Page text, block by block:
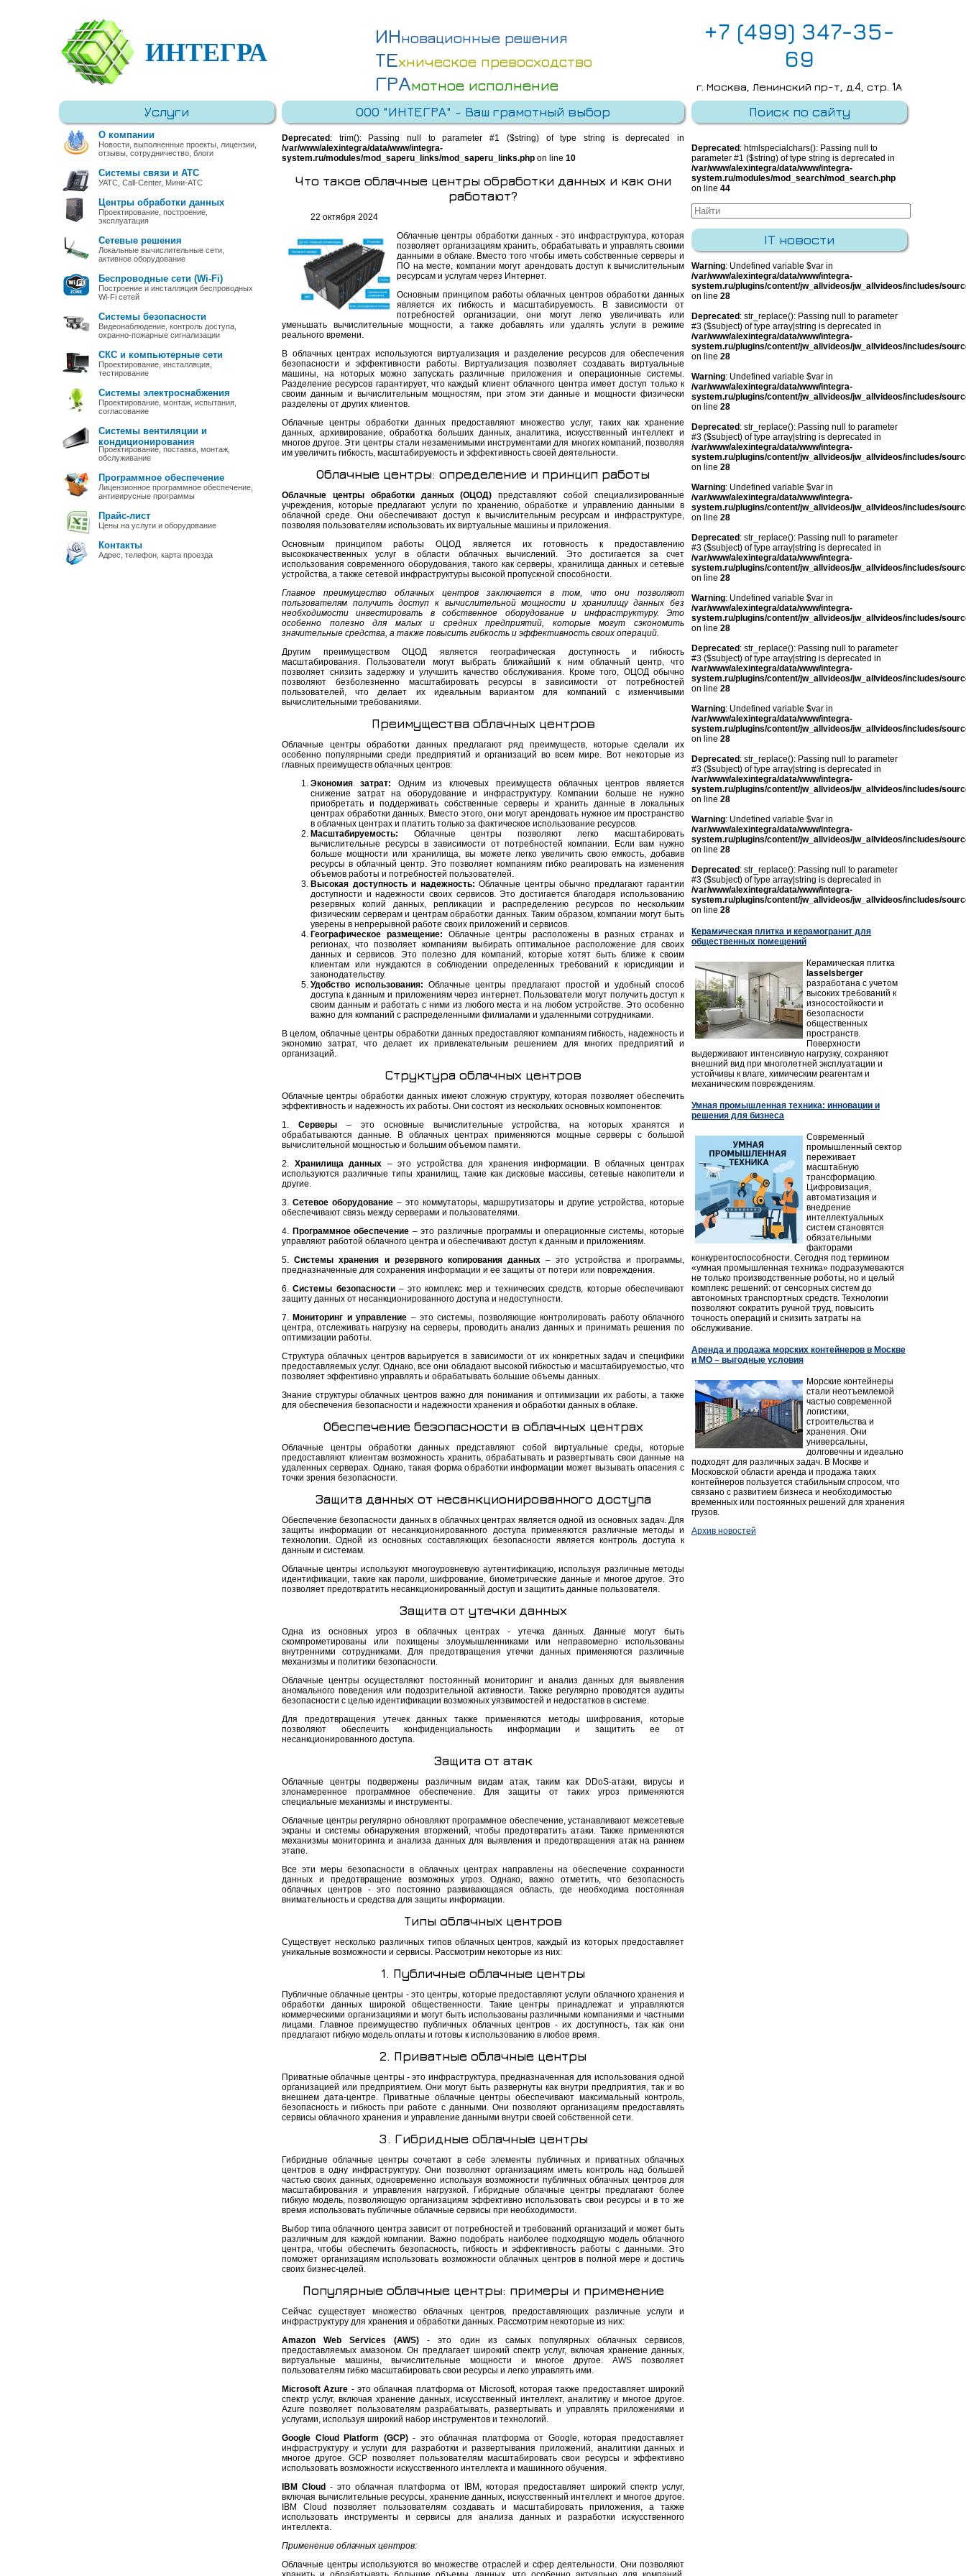
ИНТЕГРА
ИНновационные решения
ТЕхническое превосходство
ГРАмотное исполнение
+7 (499) 347-35-
69
г. Москва, Ленинский пр-т, д.4, стр. 1А
E-mail:info@integra-system.ru
Услуги
О компании
Новости, выполненные проекты, лицензии,
отзывы, сотрудничество, блоги
Системы связи и АТС
УАТС, Call-Center, Мини-АТС
Центры обработки данных
Проектирование, построение,
эксплуатация
Сетевые решения
Локальные вычислительные сети,
активное оборудование
Беспроводные сети (Wi-Fi)
Построение и инсталляция беспроводных
Wi-Fi сетей
Системы безопасности
Видеонаблюдение, контроль доступа,
охранно-пожарные сигнализации
СКС и компьютерные сети
Проектирование, инсталляция,
тестирование
Системы электроснабжения
Проектирование, монтаж, испытания,
согласование
Системы вентиляции и
кондиционирования
Проектирование, поставка, монтаж,
обслуживание
Программное обеспечение
Лицензионное программное обеспечение,
антивирусные программы
Прайс-лист
Цены на услуги и оборудование
Контакты
Адрес, телефон, карта проезда
ООО "ИНТЕГРА" - Ваш грамотный выбор
Deprecated : trim(): Passing null to parameter #1 ($string) of type string is deprecated in
/var/www/alexintegra/data/www/integra-
system.ru/modules/mod_saperu_links/mod_saperu_links.php on line 10
Что такое облачные центры обработки данных и как они
работают?
22 октября 2024
Облачные центры обработки данных - это инфраструктура, которая
позволяет организациям хранить, обрабатывать и управлять своими
данными в облаке. Вместо того чтобы иметь собственные серверы и
ПО на месте, компании могут арендовать доступ к вычислительным
ресурсам и услугам через Интернет.
Основным принципом работы облачных центров обработки данных
является их гибкость и масштабируемость. В зависимости от
потребностей организации, они могут легко увеличивать или
уменьшать вычислительные мощности, а также добавлять или удалять услуги в режиме
реального времени.
В облачных центрах используются виртуализация и разделение ресурсов для обеспечения
безопасности и эффективности работы. Виртуализация позволяет создавать виртуальные
машины, на которых можно запускать различные приложения и операционные системы.
Разделение ресурсов гарантирует, что каждый клиент облачного центра имеет доступ только к
своим данным и вычислительным мощностям, при этом эти данные и мощности физически
разделены от других клиентов.
Облачные центры обработки данных предоставляют множество услуг, таких как хранение
данных, архивирование, обработка больших данных, аналитика, искусственный интеллект и
многое другое. Эти центры стали незаменимыми инструментами для многих компаний, позволяя
им увеличить гибкость, масштабируемость и эффективность своей деятельности.
Облачные центры: определение и принцип работы
Облачные центры обработки данных (ОЦОД) представляют собой специализированные
учреждения, которые предлагают услуги по хранению, обработке и управлению данными в
облачной среде. Они обеспечивают доступ к вычислительным ресурсам и инфраструктуре,
позволяя пользователям использовать их виртуальные машины и приложения.
Основным принципом работы ОЦОД является их готовность к предоставлению
высококачественных услуг в области облачных вычислений. Это достигается за счет
использования современного оборудования, такого как серверы, хранилища данных и сетевые
устройства, а также сетевой инфраструктуры высокой пропускной способности.
Главное преимущество облачных центров заключается в том, что они позволяют
пользователям получить доступ к вычислительной мощности и хранилищу данных без
необходимости инвестировать в собственное оборудование и инфраструктуру. Это
особенно полезно для малых и средних предприятий, которые могут сэкономить
значительные средства, а также повысить гибкость и эффективность своих операций.
Другим преимуществом ОЦОД является географическая доступность и гибкость
масштабирования. Пользователи могут выбрать ближайший к ним облачный центр, что
позволяет снизить задержку и улучшить качество обслуживания. Кроме того, ОЦОД обычно
позволяют безболезненно масштабировать ресурсы в зависимости от потребностей
пользователей, что делает их идеальным вариантом для компаний с изменчивыми
вычислительными требованиями.
Преимущества облачных центров
Облачные центры обработки данных предлагают ряд преимуществ, которые сделали их
особенно популярными среди предприятий и организаций во всем мире. Вот некоторые из
главных преимуществ облачных центров:
Экономия затрат: Одним из ключевых преимуществ облачных центров является
снижение затрат на оборудование и инфраструктуру. Компании больше не нужно
приобретать и поддерживать собственные серверы и хранить данные в локальных
центрах обработки данных. Вместо этого, они могут арендовать нужное им пространство
в облачных центрах и платить только за фактическое использование ресурсов.
Масштабируемость: Облачные центры позволяют легко масштабировать
вычислительные ресурсы в зависимости от потребностей компании. Если вам нужно
больше мощности или хранилища, вы можете легко увеличить свою емкость, добавив
ресурсы в облачный центр. Это позволяет компаниям гибко реагировать на изменения
объемов работы и потребностей пользователей.
Высокая доступность и надежность: Облачные центры обычно предлагают гарантии
доступности и надежности своих сервисов. Это достигается благодаря использованию
резервных копий данных, репликации и распределению ресурсов по нескольким
физическим серверам и центрам обработки данных. Таким образом, компании могут быть
уверены в непрерывной работе своих приложений и сервисов.
Географическое размещение: Облачные центры расположены в разных странах и
регионах, что позволяет компаниям выбирать оптимальное расположение для своих
данных и сервисов. Это полезно для компаний, которые хотят быть ближе к своим
клиентам или нуждаются в соблюдении определенных требований к юрисдикции и
законодательству.
Удобство использования: Облачные центры предлагают простой и удобный способ
доступа к данным и приложениям через интернет. Пользователи могут получить доступ к
своим данным и работать с ними из любого места и на любом устройстве. Это особенно
важно для компаний с распределенными филиалами и удаленными сотрудниками.
В целом, облачные центры обработки данных предоставляют компаниям гибкость, надежность и
экономию затрат, что делает их привлекательным решением для многих предприятий и
организаций.
Структура облачных центров
Облачные центры обработки данных имеют сложную структуру, которая позволяет обеспечить
эффективность и надежность их работы. Они состоят из нескольких основных компонентов:
1. Серверы– это основные вычислительные устройства, на которых хранятся и
обрабатываются данные. В облачных центрах применяются мощные серверы с большой
вычислительной мощностью и большим объемом памяти.
2. Хранилища данных – это устройства для хранения информации. В облачных центрах
используются различные типы хранилищ, такие как дисковые массивы, сетевые накопители и
другие.
3. Сетевое оборудование – это коммутаторы, маршрутизаторы и другие устройства, которые
обеспечивают связь между серверами и пользователями.
4. Программное обеспечение – это различные программы и операционные системы, которые
управляют работой облачного центра и обеспечивают доступ к данным и приложениям.
5.Системы хранения и резервного копирования данных – это устройства и программы,
предназначенные для сохранения информации и ее защиты от потери или повреждения.
6.Системы безопасности– это комплекс мер и технических средств, которые обеспечивают
защиту данных от несанкционированного доступа и недоступности.
7. Мониторинг и управление – это системы, позволяющие контролировать работу облачного
центра, отслеживать нагрузку на серверы, проводить анализ данных и принимать решения по
оптимизации работы.
Структура облачных центров варьируется в зависимости от их конкретных задач и специфики
предоставляемых услуг. Однако, все они обладают высокой гибкостью и масштабируемостью, что
позволяет эффективно управлять и обрабатывать большие объемы данных.
Знание структуры облачных центров важно для понимания и оптимизации их работы, а также
для обеспечения безопасности и надежности хранения и обработки данных в облаке.
Обеспечение безопасности в облачных центрах
Облачные центры обработки данных представляют собой виртуальные среды, которые
предоставляют клиентам возможность хранить, обрабатывать и развертывать свои данные на
удаленных серверах. Однако, такая форма обработки информации может вызывать опасения с
точки зрения безопасности.
Защита данных от несанкционированного доступа
Обеспечение безопасности данных в облачных центрах является одной из основных задач. Для
защиты информации от несанкционированного доступа применяются различные методы и
технологии. Одной из основных составляющих безопасности является контроль доступа к
данным и системам.
Облачные центры используют многоуровневую аутентификацию, используя различные методы
идентификации, такие как пароли, шифрование, биометрические данные и многое другое. Это
позволяет предотвратить несанкционированный доступ и защитить данные пользователя.
Защита от утечки данных
Одна из основных угроз в облачных центрах - утечка данных. Данные могут быть
скомпрометированы или похищены злоумышленниками или неправомерно использованы
внутренними сотрудниками. Для предотвращения утечки данных применяются различные
механизмы и политики безопасности.
Облачные центры осуществляют постоянный мониторинг и анализ данных для выявления
аномального поведения или подозрительной активности. Также регулярно проводятся аудиты
безопасности с целью идентификации возможных уязвимостей и недостатков в системе.
Для предотвращения утечек данных также применяются методы шифрования, которые
позволяют обеспечить конфиденциальность информации и защитить ее от
несанкционированного доступа.
Защита от атак
Облачные центры подвержены различным видам атак, таким как DDoS-атаки, вирусы и
злонамеренное программное обеспечение. Для защиты от таких угроз применяются
специальные механизмы и инструменты.
Облачные центры регулярно обновляют программное обеспечение, устанавливают межсетевые
экраны и системы обнаружения вторжений, чтобы предотвратить атаки. Также применяются
механизмы мониторинга и анализа данных для выявления и предотвращения атак на раннем
этапе.
Все эти меры безопасности в облачных центрах направлены на обеспечение сохранности
данных и предотвращение возможных угроз. Однако, важно отметить, что безопасность
облачных центров - это постоянно развивающаяся область, где необходима постоянная
внимательность и средства для защиты информации.
Типы облачных центров
Существует несколько различных типов облачных центров, каждый из которых предоставляет
уникальные возможности и сервисы. Рассмотрим некоторые из них:
1. Публичные облачные центры
Публичные облачные центры - это центры, которые предоставляют услуги облачного хранения и
обработки данных широкой общественности. Такие центры принадлежат и управляются
коммерческими организациями и могут быть использованы различными компаниями и частными
лицами. Главное преимущество публичных облачных центров - их доступность, так как они
предлагают гибкую модель оплаты и готовы к использованию в любое время.
2. Приватные облачные центры
Приватные облачные центры - это инфраструктура, предназначенная для использования одной
организацией или предприятием. Они могут быть развернуты как внутри предприятия, так и во
внешнем дата-центре. Приватные облачные центры обеспечивают максимальный контроль,
безопасность и гибкость при работе с данными. Они позволяют организациям предоставлять
сервисы облачного хранения и управление данными внутри своей собственной сети.
3. Гибридные облачные центры
Гибридные облачные центры сочетают в себе элементы публичных и приватных облачных
центров в одну инфраструктуру. Они позволяют организациям иметь контроль над большей
частью своих данных, одновременно используя возможности публичных облачных центров для
масштабирования и управления нагрузкой. Гибридные облачные центры предлагают более
гибкую модель, позволяющую организациям эффективно использовать свои ресурсы и в то же
время использовать публичные облачные сервисы при необходимости.
Выбор типа облачного центра зависит от потребностей и требований организаций и может быть
различным для каждой компании. Важно подобрать наиболее подходящую модель облачного
центра, чтобы обеспечить безопасность, гибкость и эффективность работы с данными. Это
поможет организациям использовать возможности облачных центров в полной мере и достичь
своих бизнес-целей.
Популярные облачные центры: примеры и применение
Сейчас существует множество облачных центров, предоставляющих различные услуги и
инфраструктуру для хранения и обработки данных. Рассмотрим некоторые из них:
Amazon Web Services (AWS) - это один из самых популярных облачных сервисов,
предоставляемых амазоном. Он предлагает широкий спектр услуг, включая хранение данных,
виртуальные машины, вычислительные мощности и многое другое. AWS позволяет
пользователям гибко масштабировать свои ресурсы и легко управлять ими.
Microsoft Azure - это облачная платформа от Microsoft, которая также предоставляет широкий
спектр услуг, включая хранение данных, искусственный интеллект, аналитику и многое другое.
Azure позволяет пользователям разрабатывать, развертывать и управлять приложениями и
услугами, используя широкий набор инструментов и технологий.
Google Cloud Platform (GCP)- это облачная платформа от Google, которая предоставляет
инфраструктуру и услуги для разработки и развертывания приложений, аналитики данных и
многое другое. GCP позволяет пользователям масштабировать свои ресурсы и эффективно
использовать возможности искусственного интеллекта и машинного обучения.
IBM Cloud - это облачная платформа от IBM, которая предоставляет широкий спектр услуг,
включая вычислительные ресурсы, хранение данных, искусственный интеллект и многое другое.
IBM Cloud позволяет пользователям создавать и масштабировать приложения, а также
использовать инструменты и сервисы для анализа данных и разработки искусственного
интеллекта.
Применение облачных центров:
Облачные центры используются во множестве отраслей и сфер деятельности. Они позволяют
Поиск по сайту
Deprecated : htmlspecialchars(): Passing null to
parameter #1 ($string) of type string is deprecated in
/var/www/alexintegra/data/www/integra-
system.ru/modules/mod_search/mod_search.php
on line 44
IT новости
Warning: Undefined variable $var in
/var/www/alexintegra/data/www/integra-
system.ru/plugins/content/jw_allvideos/jw_allvideos/includes/
on line 28
Deprecated : str_replace(): Passing null to parameter
#3 ($subject) of type array|string is deprecated in
/var/www/alexintegra/data/www/integra-
system.ru/plugins/content/jw_allvideos/jw_allvideos/includes/
on line 28
Warning: Undefined variable $var in
/var/www/alexintegra/data/www/integra-
system.ru/plugins/content/jw_allvideos/jw_allvideos/includes/
on line 28
Deprecated : str_replace(): Passing null to parameter
#3 ($subject) of type array|string is deprecated in
/var/www/alexintegra/data/www/integra-
system.ru/plugins/content/jw_allvideos/jw_allvideos/includes/
on line 28
Warning: Undefined variable $var in
/var/www/alexintegra/data/www/integra-
system.ru/plugins/content/jw_allvideos/jw_allvideos/includes/
on line 28
Deprecated : str_replace(): Passing null to parameter
#3 ($subject) of type array|string is deprecated in
/var/www/alexintegra/data/www/integra-
system.ru/plugins/content/jw_allvideos/jw_allvideos/includes/
on line 28
Warning: Undefined variable $var in
/var/www/alexintegra/data/www/integra-
system.ru/plugins/content/jw_allvideos/jw_allvideos/includes/
on line 28
Deprecated : str_replace(): Passing null to parameter
#3 ($subject) of type array|string is deprecated in
/var/www/alexintegra/data/www/integra-
system.ru/plugins/content/jw_allvideos/jw_allvideos/includes/
on line 28
Warning: Undefined variable $var in
/var/www/alexintegra/data/www/integra-
system.ru/plugins/content/jw_allvideos/jw_allvideos/includes/
on line 28
Deprecated : str_replace(): Passing null to parameter
#3 ($subject) of type array|string is deprecated in
/var/www/alexintegra/data/www/integra-
system.ru/plugins/content/jw_allvideos/jw_allvideos/includes/
on line 28
Warning: Undefined variable $var in
/var/www/alexintegra/data/www/integra-
system.ru/plugins/content/jw_allvideos/jw_allvideos/includes/
on line 28
Deprecated : str_replace(): Passing null to parameter
#3 ($subject) of type array|string is deprecated in
/var/www/alexintegra/data/www/integra-
system.ru/plugins/content/jw_allvideos/jw_allvideos/includes/
on line 28
Керамическая плитка и керамогранит для
общественных помещений
Керамическая плитка
lasselsberger
разработана с учетом
высоких требований к
износостойкости и
безопасности
общественных
пространств.
Поверхности
выдерживают интенсивную нагрузку, сохраняют
внешний вид при многолетней эксплуатации и
устойчивы к влаге, химическим реагентам и
механическим повреждениям.
Умная промышленная техника: инновации и
решения для бизнеса
Современный
промышленный сектор
переживает
масштабную
трансформацию.
Цифровизация,
автоматизация и
внедрение
интеллектуальных
систем становятся
обязательными
факторами
конкурентоспособности. Сегодня под термином
«умная промышленная техника» подразумеваются
не только производственные роботы, но и целый
комплекс решений: от сенсорных систем до
автономных транспортных средств. Технологии
позволяют сократить ручной труд, повысить
точность операций и снизить затраты на
обслуживание.
Аренда и продажа морских контейнеров в Москве
и МО – выгодные условия
Морские контейнеры
стали неотъемлемой
частью современной
логистики,
строительства и
хранения. Они
универсальны,
долговечны и идеально
подходят для различных задач. В Москве и
Московской области аренда и продажа таких
контейнеров пользуется стабильным спросом, что
связано с развитием бизнеса и необходимостью
временных или постоянных решений для хранения
грузов.
Архив новостей